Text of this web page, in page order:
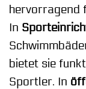
hervorragend
In
bietet sie
Sportler. In